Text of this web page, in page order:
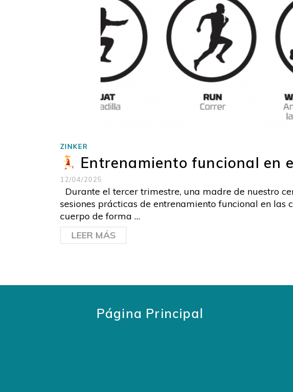
ZINKER
Entrenamiento funcional en
12/04/2025
Durante el tercer trimestre, una madre de nuestro
sesiones prácticas de entrenamiento funcional en
cuerpo de forma …
LEER MÁS
Página Principal